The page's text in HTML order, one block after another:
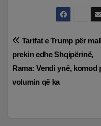
Lëvizje
te
postimet
Tarifat e Trump për
prekin edhe Shqipërinë,
Rama: Vendi ynë, komod
volumin që ka